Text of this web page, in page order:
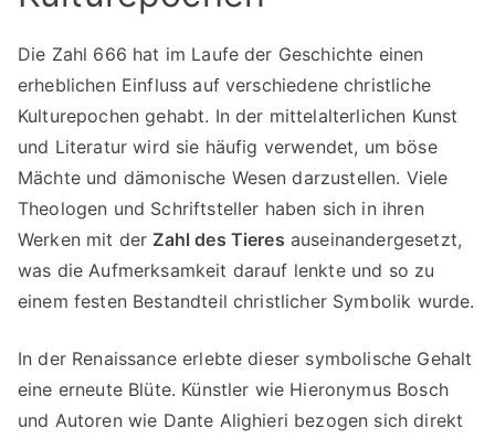
Die Zahl 666 hat im Laufe der Geschichte einen
erheblichen Einfluss auf verschiedene christliche
Kulturepochen gehabt. In der mittelalterlichen Kunst
und Literatur wird sie häufig verwendet, um böse
Mächte und dämonische Wesen darzustellen. Viele
Theologen und Schriftsteller haben sich in ihren
Werken mit der Zahl des Tieres auseinandergesetzt,
was die Aufmerksamkeit darauf lenkte und so zu
einem festen Bestandteil christlicher Symbolik wurde.
In der Renaissance erlebte dieser symbolische Gehalt
eine erneute Blüte. Künstler wie Hieronymus Bosch
und Autoren wie Dante Alighieri bezogen sich direkt